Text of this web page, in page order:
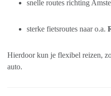
snelle routes richting
sterke fietsroutes naar o.a.
Hierdoor kun je flexibel reizen,
auto.